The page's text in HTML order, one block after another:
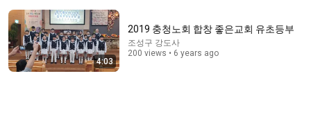
어린 딸 두고 한국으로 도망.. 노숙자가 된 여자와 미국
4:03
2019 충청노회 합창 좋은교회 유초등부
조성구 강도사
200 views • 6 years ago